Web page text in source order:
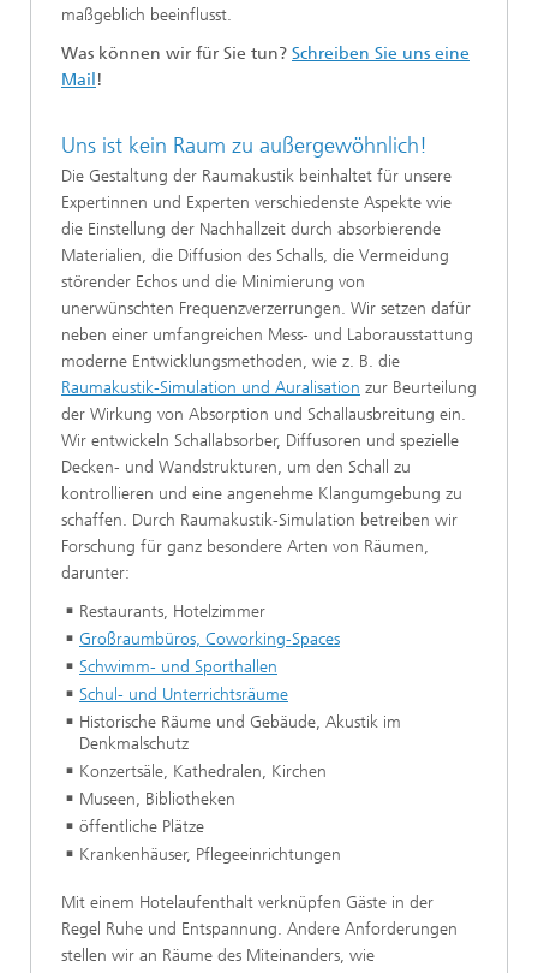
maßgeblich beeinflusst.
Was können wir für Sie tun? Schreiben Sie uns eine
Mail !
Uns ist kein Raum zu außergewöhnlich!
Die Gestaltung der Raumakustik beinhaltet für unsere
Expertinnen und Experten verschiedenste Aspekte wie
die Einstellung der Nachhallzeit durch absorbierende
Materialien, die Diffusion des Schalls, die Vermeidung
störender Echos und die Minimierung von
unerwünschten Frequenzverzerrungen. Wir setzen dafür
neben einer umfangreichen Mess- und Laborausstattung
moderne Entwicklungsmethoden, wie z. B. die
Raumakustik-Simulation und Auralisation zur Beurteilung
der Wirkung von Absorption und Schallausbreitung ein.
Wir entwickeln Schallabsorber, Diffusoren und spezielle
Decken- und Wandstrukturen, um den Schall zu
kontrollieren und eine angenehme Klangumgebung zu
schaffen. Durch Raumakustik-Simulation betreiben wir
Forschung für ganz besondere Arten von Räumen,
darunter:
Restaurants, Hotelzimmer
Großraumbüros, Coworking-Spaces
Schwimm- und Sporthallen
Schul- und Unterrichtsräume
Historische Räume und Gebäude, Akustik im
Denkmalschutz
Konzertsäle, Kathedralen, Kirchen
Museen, Bibliotheken
öffentliche Plätze
Krankenhäuser, Pflegeeinrichtungen
Mit einem Hotelaufenthalt verknüpfen Gäste in der
Regel Ruhe und Entspannung. Andere Anforderungen
stellen wir an Räume des Miteinanders, wie